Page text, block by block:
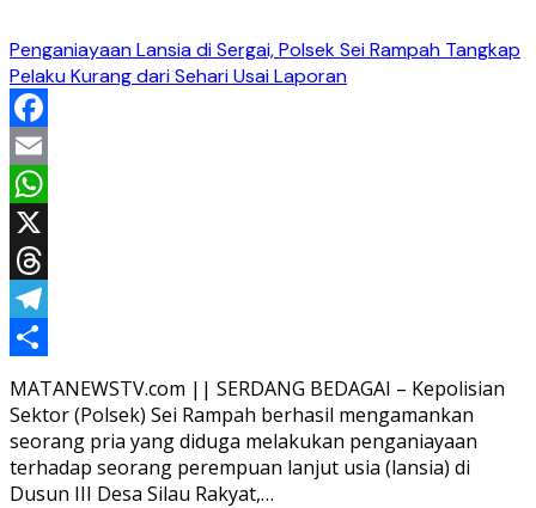
Penganiayaan Lansia di Sergai, Polsek Sei Rampah Tangkap
Pelaku Kurang dari Sehari Usai Laporan
Facebook
Email
WhatsApp
X
Threads
Telegram
Share
MATANEWSTV.com || SERDANG BEDAGAI – Kepolisian
Sektor (Polsek) Sei Rampah berhasil mengamankan
seorang pria yang diduga melakukan penganiayaan
terhadap seorang perempuan lanjut usia (lansia) di
Dusun III Desa Silau Rakyat,…